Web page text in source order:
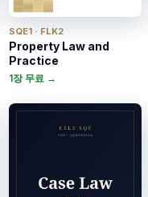
SQE1 · FLK2
Property Law and
Practice
1장 무료 →